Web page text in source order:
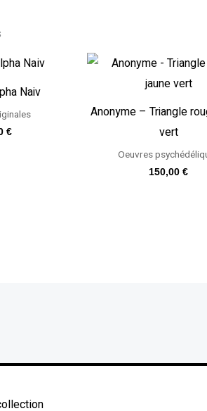
Naiv
€
Anonyme – Triangle
vert
Oeuvres
150,00€